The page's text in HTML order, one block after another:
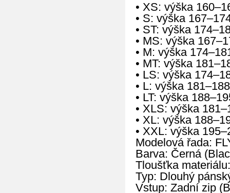
• XS: výška
• S: výška
• ST: výška
• MS: výška
• M: výška
• MT: výška
• LS: výška
• L: výška
• LT: výška
• XLS: výška
• XL: výška
• XXL: výška
Modelová řada:
Barva: Černá
Tloušťka
Typ: Dlouhý
Vstup: Zadní zip